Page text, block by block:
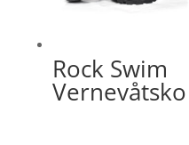
Rock Swim
Vernevåtsko